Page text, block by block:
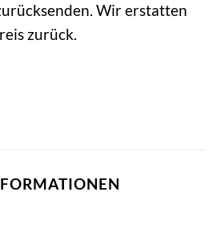
Wir erstatten
zurück.